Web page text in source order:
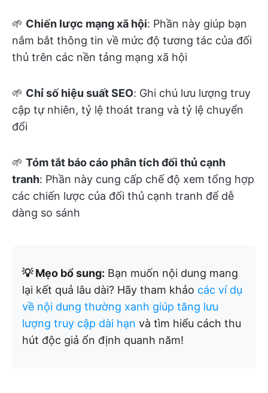
🌱 Chiến lược mạng xã hội: Phần này giúp bạn
nắm bắt thông tin về mức độ tương tác của đối
thủ trên các nền tảng mạng xã hội
🌱 Chỉ số hiệu suất SEO: Ghi chú lưu lượng truy
cập tự nhiên, tỷ lệ thoát trang và tỷ lệ chuyển
đổi
🌱 Tóm tắt báo cáo phân tích đối thủ cạnh
tranh: Phần này cung cấp chế độ xem tổng hợp
các chiến lược của đối thủ cạnh tranh để dễ
dàng so sánh
💡 Mẹo bổ sung: Bạn muốn nội dung mang
lại kết quả lâu dài? Hãy tham khảo các ví dụ
về nội dung thường xanh giúp tăng lưu
lượng truy cập dài hạn và tìm hiểu cách thu
hút độc giả ổn định quanh năm!